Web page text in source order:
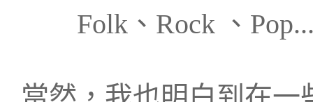
Folk 、 Rock 、